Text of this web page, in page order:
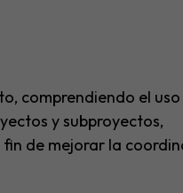
comprendiendo el uso
y subproyectos,
de mejorar la